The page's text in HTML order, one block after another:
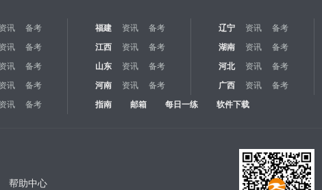
资讯 备考 福建 资讯 备考 辽宁 资讯 备考
资讯 备考 江西 资讯 备考 湖南 资讯 备考
资讯 备考 山东 资讯 备考 河北 资讯 备考
资讯 备考 河南 资讯 备考 广西 资讯 备考
资讯 备考 指南 邮箱 每日一练 软件下载
帮助中心